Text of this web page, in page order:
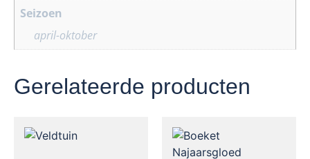
Seizoen
april-oktober
Gerelateerde producten